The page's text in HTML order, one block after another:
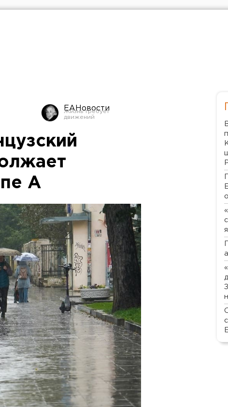
ЕАНовости
А